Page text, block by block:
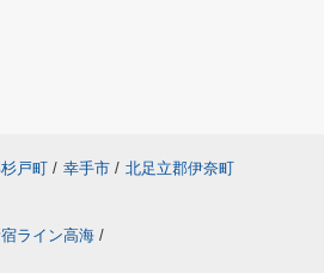
戸町 / 幸手市 / 北足立郡伊奈町
ライン高海 /